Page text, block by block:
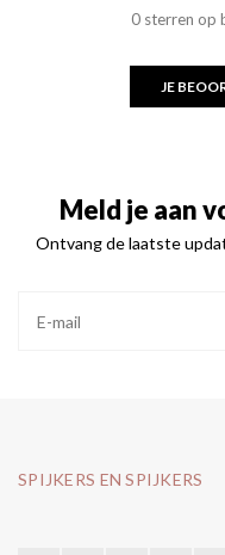
0 sterren op
JE
Meld je aan
Ontvang de laatste
SPIJKERS EN SPIJKERS